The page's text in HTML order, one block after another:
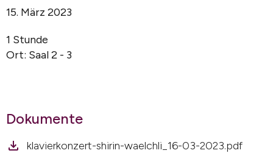
15. März 2023
1 Stunde
Ort: Saal 2 - 3
Dokumente
klavierkonzert-shirin-waelchli_16-03-2023.pdf